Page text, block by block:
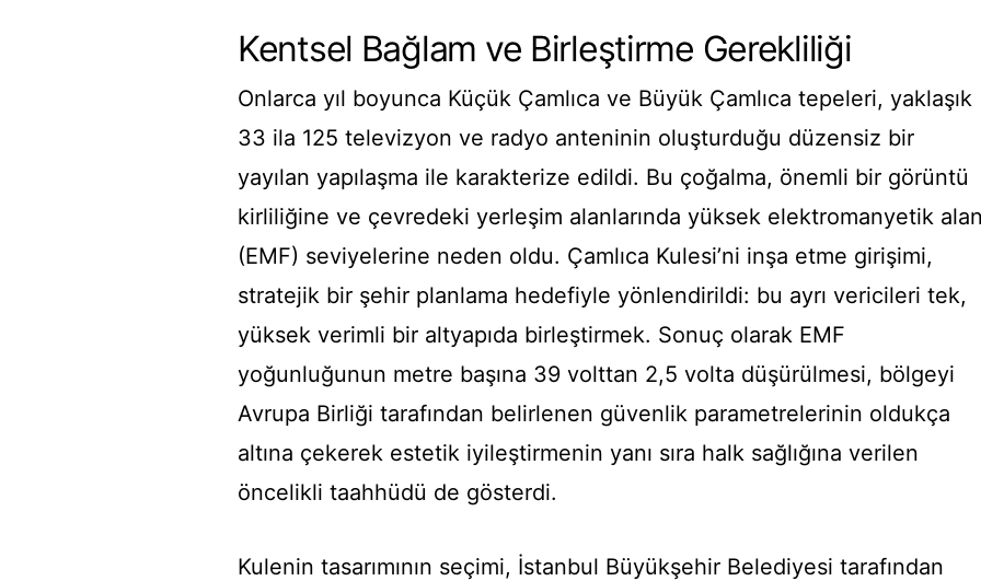
Kentsel Bağlam ve Birleştirme Gerekliliği
Onlarca yıl boyunca Küçük Çamlıca ve Büyük Çamlıca tepeleri, yaklaşık
33 ila 125 televizyon ve radyo anteninin oluşturduğu düzensiz bir
yayılan yapılaşma ile karakterize edildi. Bu çoğalma, önemli bir görüntü
kirliliğine ve çevredeki yerleşim alanlarında yüksek elektromanyetik
(EMF) seviyelerine neden oldu. Çamlıca Kulesi’ni inşa etme girişimi,
stratejik bir şehir planlama hedefiyle yönlendirildi: bu ayrı vericileri tek,
yüksek verimli bir altyapıda birleştirmek. Sonuç olarak EMF
yoğunluğunun metre başına 39 volttan 2,5 volta düşürülmesi, bölgeyi
Avrupa Birliği tarafından belirlenen güvenlik parametrelerinin oldukça
altına çekerek estetik iyileştirmenin yanı sıra halk sağlığına verilen
öncelikli taahhüdü de gösterdi.
Kulenin tasarımının seçimi, İstanbul Büyükşehir Belediyesi tarafından